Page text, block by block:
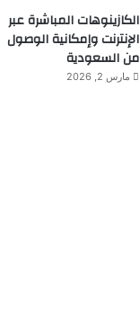
الكازينوهات المباشرة عبر
الإنترنت وإمكانية الوصول
من السعودية
مارس 2, 2026